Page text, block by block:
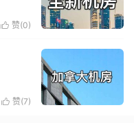
 赞(0)
 赞(7)